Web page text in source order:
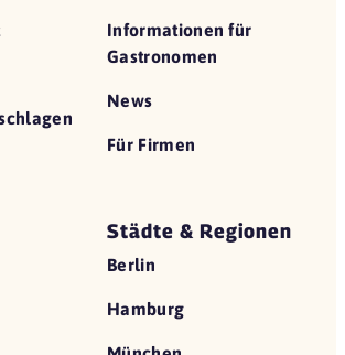
Informationen für
Gastronomen
News
Für Firmen
Städte & Regionen
Berlin
Hamburg